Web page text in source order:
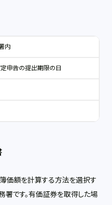
内
申告の提出期限の日
価額を計算する方法を選択す
署です。有価証券を取得した場